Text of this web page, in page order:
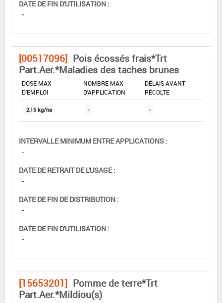
DATE DE FIN D'UTILISATION :
-
[00517096] Pois écossés frais*Trt
Part.Aer.*Maladies des taches brunes
DOSE MAX
D'EMPLOI
NOMBRE MAX
D'APPLICATION
DÉLAIS AVANT
RÉCOLTE
2,15 kg/ha - -
INTERVALLE MINIMUM ENTRE APPLICATIONS :
-
DATE DE RETRAIT DE L'USAGE :
-
DATE DE FIN DE DISTRIBUTION :
-
DATE DE FIN D'UTILISATION :
-
[15653201] Pomme de terre*Trt
Part.Aer.*Mildiou(s)